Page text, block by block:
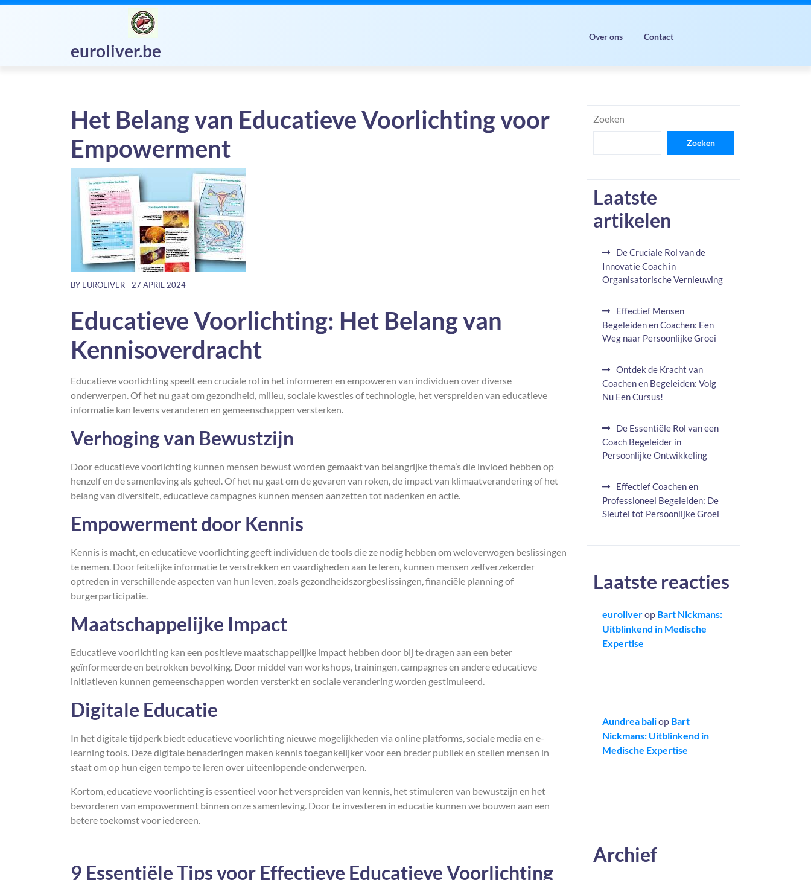
Skip
euroliver.be
Over ons Contact
Het Belang van Educatieve Voorlichting voor
Empowerment
BY EUROLIVER 27 APRIL 2024
Educatieve Voorlichting: Het Belang van
Kennisoverdracht
Educatieve voorlichting speelt een cruciale rol in het informeren en empoweren van individuen over diverse
onderwerpen. Of het nu gaat om gezondheid, milieu, sociale kwesties of technologie, het verspreiden van educatieve
informatie kan levens veranderen en gemeenschappen versterken.
Verhoging van Bewustzijn
Door educatieve voorlichting kunnen mensen bewust worden gemaakt van belangrijke thema’s die invloed hebben op
henzelf en de samenleving als geheel. Of het nu gaat om de gevaren van roken, de impact van klimaatverandering of het
belang van diversiteit, educatieve campagnes kunnen mensen aanzetten tot nadenken en actie.
Empowerment door Kennis
Kennis is macht, en educatieve voorlichting geeft individuen de tools die ze nodig hebben om weloverwogen beslissingen
te nemen. Door feitelijke informatie te verstrekken en vaardigheden aan te leren, kunnen mensen zelfverzekerder
optreden in verschillende aspecten van hun leven, zoals gezondheidszorgbeslissingen, financiële planning of
burgerparticipatie.
Maatschappelijke Impact
Educatieve voorlichting kan een positieve maatschappelijke impact hebben door bij te dragen aan een beter
geïnformeerde en betrokken bevolking. Door middel van workshops, trainingen, campagnes en andere educatieve
initiatieven kunnen gemeenschappen worden versterkt en sociale verandering worden gestimuleerd.
Digitale Educatie
In het digitale tijdperk biedt educatieve voorlichting nieuwe mogelijkheden via online platforms, sociale media en e-
learning tools. Deze digitale benaderingen maken kennis toegankelijker voor een breder publiek en stellen mensen in
staat om op hun eigen tempo te leren over uiteenlopende onderwerpen.
Kortom, educatieve voorlichting is essentieel voor het verspreiden van kennis, het stimuleren van bewustzijn en het
bevorderen van empowerment binnen onze samenleving. Door te investeren in educatie kunnen we bouwen aan een
betere toekomst voor iedereen.
9 Essentiële Tips voor Effectieve Educatieve Voorlichting
Zoeken
Zoeken
Laatste
artikelen
De Cruciale Rol van de
Innovatie Coach in
Organisatorische Vernieuwing
Effectief Mensen
Begeleiden en Coachen: Een
Weg naar Persoonlijke Groei
Ontdek de Kracht van
Coachen en Begeleiden: Volg
Nu Een Cursus!
De Essentiële Rol van een
Coach Begeleider in
Persoonlijke Ontwikkeling
Effectief Coachen en
Professioneel Begeleiden: De
Sleutel tot Persoonlijke Groei
Laatste reacties
euroliverop Bart Nickmans:
Uitblinkend in Medische
Expertise
Aundrea baliop Bart
Nickmans: Uitblinkend in
Medische Expertise
Archief